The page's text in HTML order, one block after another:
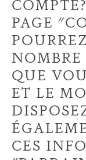
PAGE
NOMBRE
QUE
ET LE
CES